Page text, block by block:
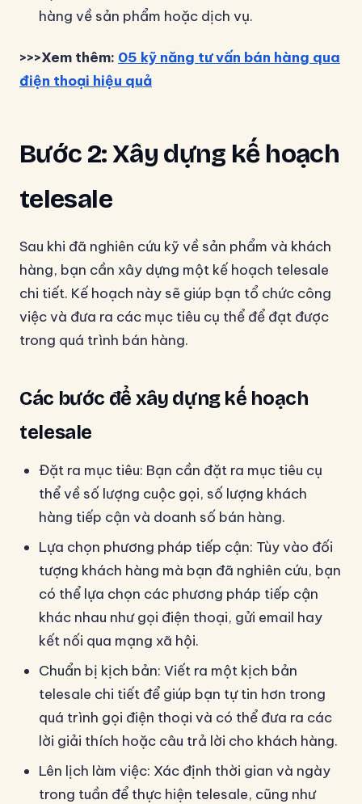
hàng về sản phẩm hoặc dịch vụ.
>>>Xem thêm: 05 kỹ năng tư vấn bán hàng qua
điện thoại hiệu quả
Bước 2: Xây dựng kế hoạch
telesale
Sau khi đã nghiên cứu kỹ về sản phẩm và khách
hàng, bạn cần xây dựng một kế hoạch telesale
chi tiết. Kế hoạch này sẽ giúp bạn tổ chức công
việc và đưa ra các mục tiêu cụ thể để đạt được
trong quá trình bán hàng.
Các bước để xây dựng kế hoạch
telesale
Đặt ra mục tiêu: Bạn cần đặt ra mục tiêu cụ
thể về số lượng cuộc gọi, số lượng khách
hàng tiếp cận và doanh số bán hàng.
Lựa chọn phương pháp tiếp cận: Tùy vào đối
tượng khách hàng mà bạn đã nghiên cứu, bạn
có thể lựa chọn các phương pháp tiếp cận
khác nhau như gọi điện thoại, gửi email hay
kết nối qua mạng xã hội.
Chuẩn bị kịch bản: Viết ra một kịch bản
telesale chi tiết để giúp bạn tự tin hơn trong
quá trình gọi điện thoại và có thể đưa ra các
lời giải thích hoặc câu trả lời cho khách hàng.
Lên lịch làm việc: Xác định thời gian và ngày
trong tuần để thực hiện telesale, cũng như